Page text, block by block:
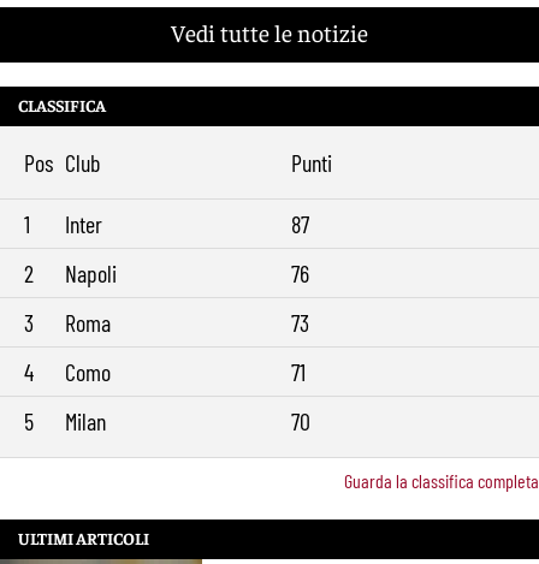
Vedi tutte le notizie
CLASSIFICA
Pos Club Punti
1 Inter
87
2
Napoli
76
3
Roma
73
4
Como
71
5
Milan 70
Guarda la classifica completa
ULTIMI ARTICOLI